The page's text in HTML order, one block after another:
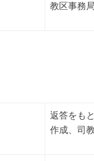
教区事務
返答をも
作成、司